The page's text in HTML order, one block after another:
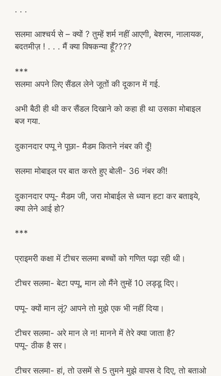
. . .
सलमा आश्चर्य से – क्यों ? तुम्हें शर्म नहीं आएगी, बेशरम, नालायक,
बदतमीज़ ! . . . मैं क्या विषकन्या हूँ????
***
सलमा अपने लिए सैंडल लेने जूतों की दूकान में गई.
अभी बैठी ही थी कर सैंडल दिखाने को कहा ही था उसका मोबाइल
बज गया.
दुकानदार पप्पू ने पूछा- मैडम कितने नंबर की दूँ!
सलमा मोबाइल पर बात करते हुए बोली- 36 नंबर की!
दुकानदार पप्पू- मैडम जी, जरा मोबाईल से ध्यान हटा कर बताइये,
क्या लेने आई हो?
***
प्राइमरी कक्षा में टीचर सलमा बच्चों को गणित पढ़ा रही थी।
टीचर सलमा- बेटा पप्पू, मान लो मैंने तुम्हें 10 लड्डू दिए।
पप्पू- क्यों मान लूं? आपने तो मुझे एक भी नहीं दिया।
टीचर सलमा- अरे मान ले न! मानने में तेरे क्या जाता है?
पप्पू- ठीक है सर।
टीचर सलमा- हां, तो उसमें से 5 तुमने मुझे वापस दे दिए, तो बताओ